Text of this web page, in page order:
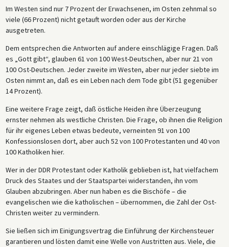
Im Westen sind nur 7 Prozent der Erwachsenen, im Osten zehnmal so
viele (66 Prozent) nicht getauft worden oder aus der Kirche
ausgetreten.
Dem entsprechen die Antworten auf andere einschlägige Fragen. Daß
es „Gott gibt“, glauben 61 von 100 West-Deutschen, aber nur 21 von
100 Ost-Deutschen. Jeder zweite im Westen, aber nur jeder siebte im
Osten nimmt an, daß es ein Leben nach dem Tode gibt (51 gegenüber
14 Prozent).
Eine weitere Frage zeigt, daß östliche Heiden ihre Überzeugung
ernster nehmen als westliche Christen. Die Frage, ob ihnen die Religion
für ihr eigenes Leben etwas bedeute, verneinten 91 von 100
Konfessionslosen dort, aber auch 52 von 100 Protestanten und 40 von
100 Katholiken hier.
Wer in der DDR Protestant oder Katholik geblieben ist, hat vielfachem
Druck des Staates und der Staatspartei widerstanden, ihn vom
Glauben abzubringen. Aber nun haben es die Bischöfe – die
evangelischen wie die katholischen – übernommen, die Zahl der Ost-
Christen weiter zu vermindern.
Sie ließen sich im Einigungsvertrag die Einführung der Kirchensteuer
garantieren und lösten damit eine Welle von Austritten aus. Viele, die